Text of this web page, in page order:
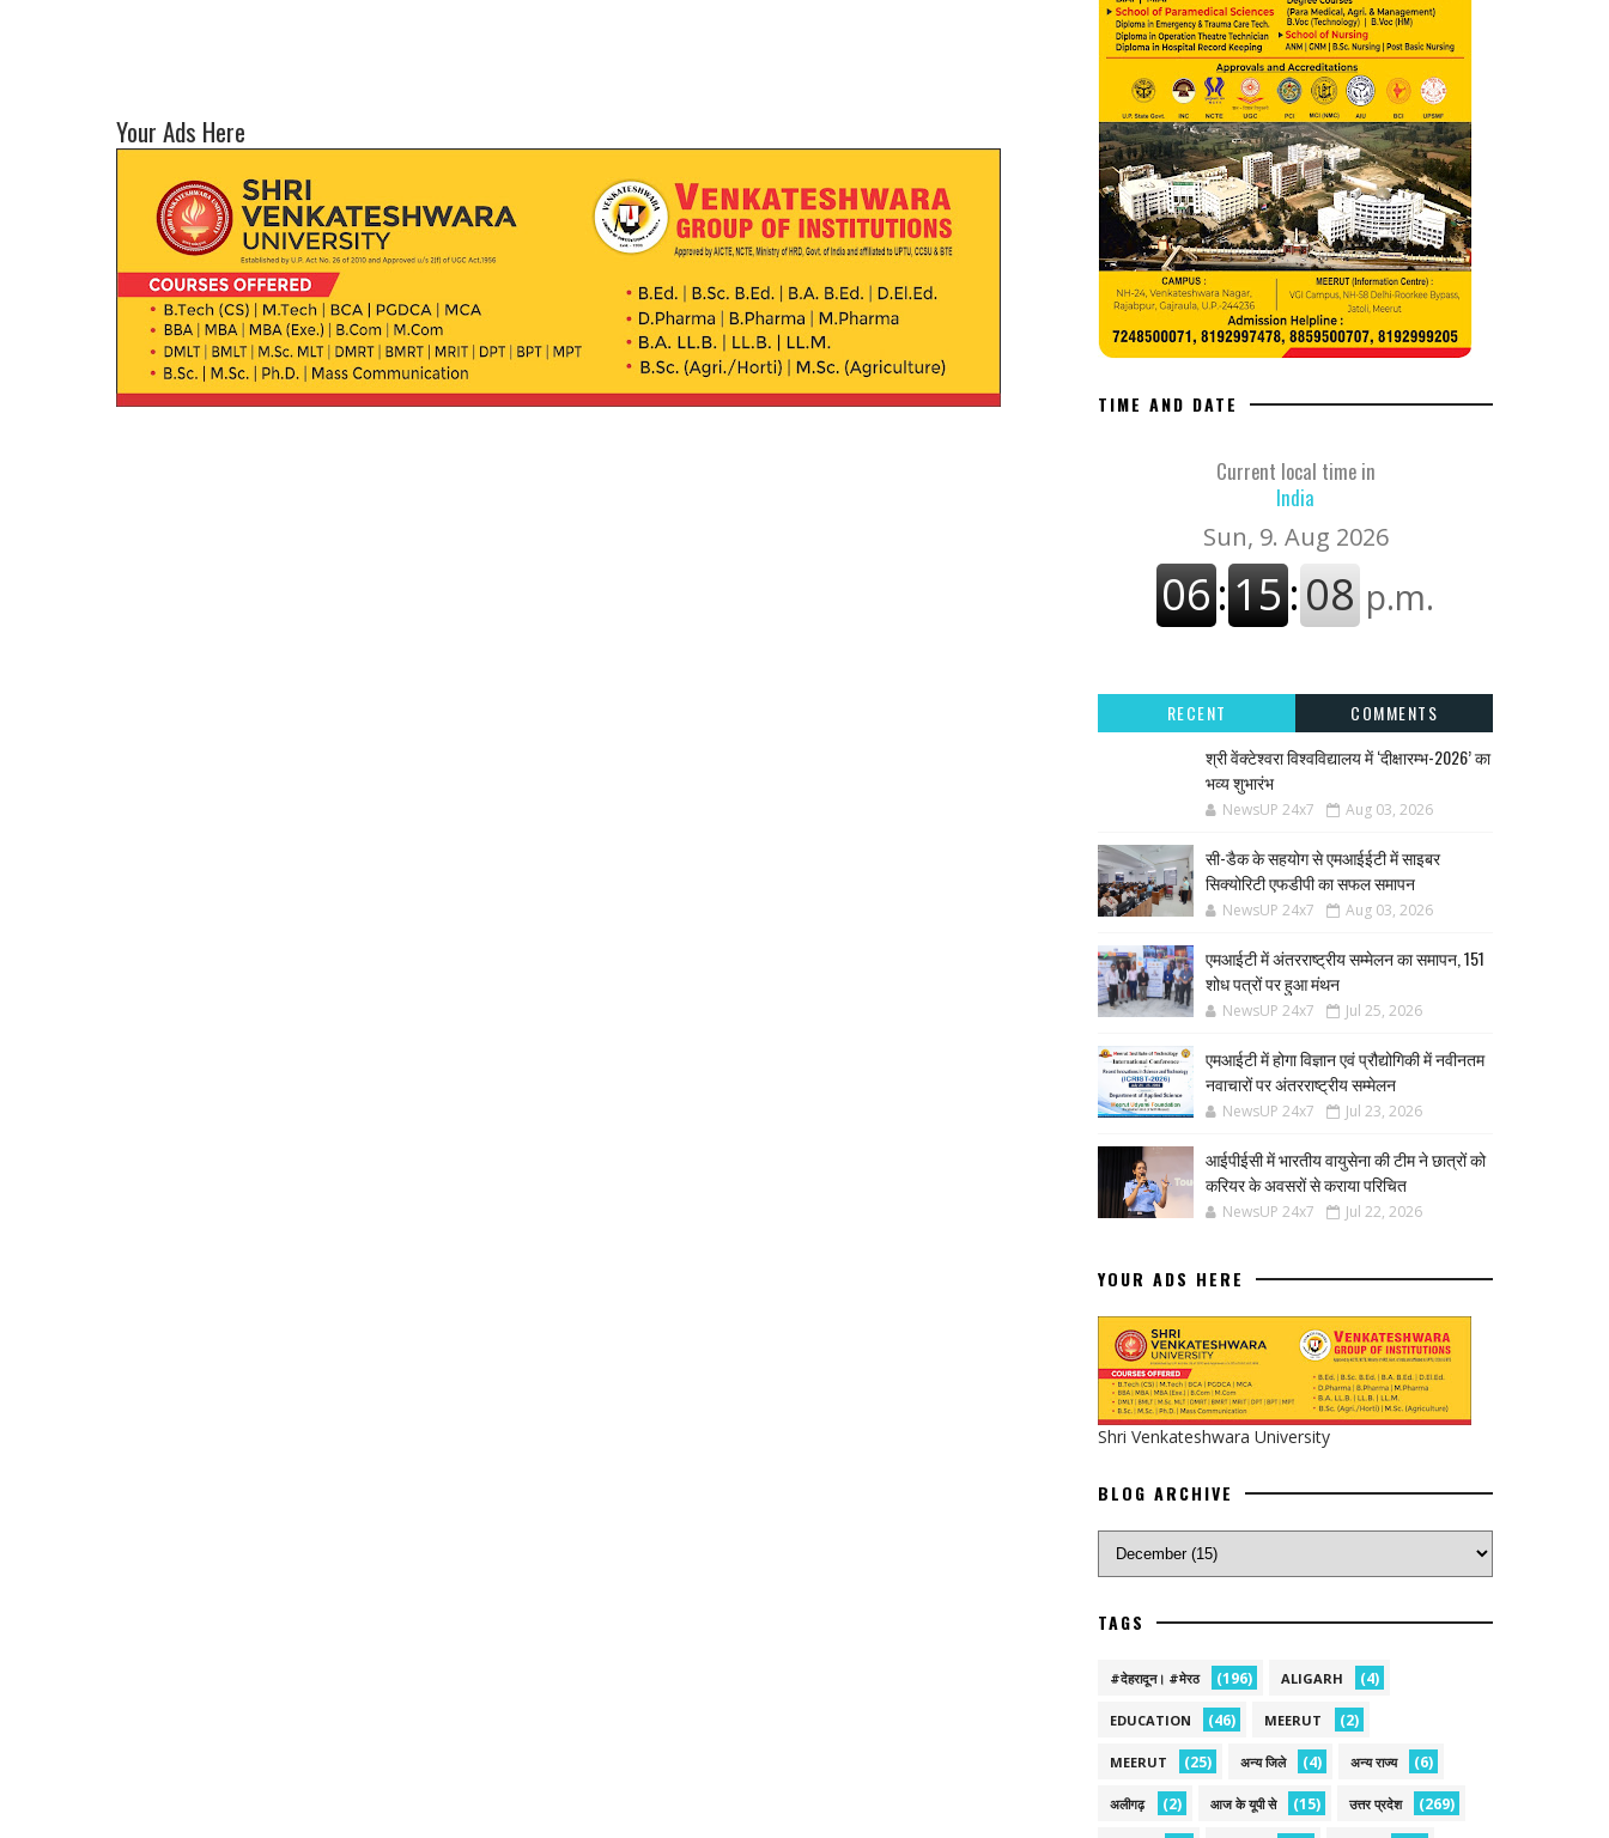
Your Ads Here
TIME AND DATE
Current local time in
India
RECENT
COMMENTS
श्री वेंक्टेश्वरा विश्वविद्यालय में ‘दीक्षारम्भ-2026’ का
भव्य शुभारंभ
NewsUP 24x7 Aug 03, 2026
सी-डैक के सहयोग से एमआईईटी में साइबर
सिक्योरिटी एफडीपी का सफल समापन
NewsUP 24x7 Aug 03, 2026
एमआईटी में अंतरराष्ट्रीय सम्मेलन का समापन, 151
शोध पत्रों पर हुआ मंथन
NewsUP 24x7 Jul 25, 2026
एमआईटी में होगा विज्ञान एवं प्रौद्योगिकी में नवीनतम
नवाचारों पर अंतरराष्ट्रीय सम्मेलन
NewsUP 24x7 Jul 23, 2026
आईपीईसी में भारतीय वायुसेना की टीम ने छात्रों को
करियर के अवसरों से कराया परिचित
NewsUP 24x7 Jul 22, 2026
YOUR ADS HERE
Shri Venkateshwara University
BLOG ARCHIVE
TAGS
#देहरादून। #मेरठ (196) ALIGARH (4)
EDUCATION (46) MEERUT (2)
MEERUT (25) अन्य जिले (4) अन्य राज्य (6)
अलीगढ़ (2) आज के यूपी से (15) उत्तर प्रदेश (269)